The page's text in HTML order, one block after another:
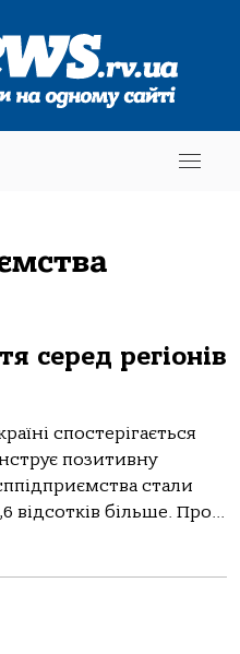
серед регіонів
спостерігається
позитивну
стали
відсотків більше. Про...